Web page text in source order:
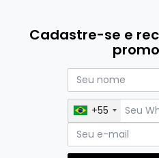
Cadastre-se e
+55